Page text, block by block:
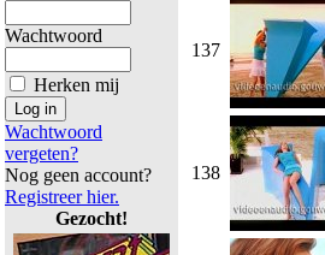
Wachtwoord
Herken mij
Wachtwoord
vergeten?
Nog geen account?
Registreer hier.
Gezocht!
137
138